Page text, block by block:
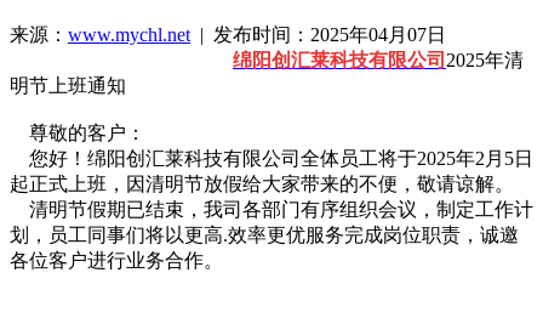
来源： www.mychl.net | 发布时间：2025年04月07日
绵阳创汇莱科技有限公司 2025年清
明节上班通知
尊敬的客户：
您好！绵阳创汇莱科技有限公司全体员工将于2025年2月5日
起正式上班，因清明节放假给大家带来的不便，敬请谅解。
清明节假期已结束，我司各部门有序组织会议，制定工作计
划，员工同事们将以更高.效率更优服务完成岗位职责，诚邀
各位客户进行业务合作。